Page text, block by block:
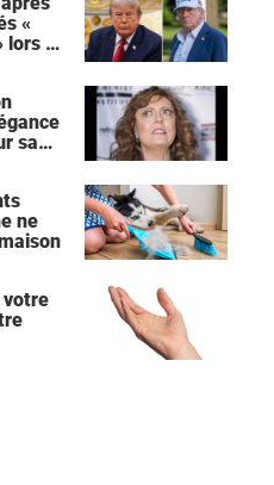
«
de
sa
ne
votre